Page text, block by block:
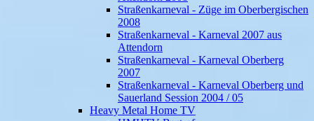
Straßenkarneval - Züge im Oberbergischen
2008
Straßenkarneval - Karneval 2007 aus
Attendorn
Straßenkarneval - Karneval Oberberg
2007
Straßenkarneval - Karneval Oberberg und
Sauerland Session 2004 / 05
Heavy Metal Home TV